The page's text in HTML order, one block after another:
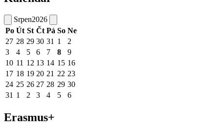
Srpen2026
Po Út St Čt Pá So Ne
27 28 29 30 31 1
2
3
4 5 6 7 8
9
10 11 12 13 14 15 16
17 18 19 20 21 22 23
24 25 26 27 28 29 30
31 1 2 3 4 5 6
Erasmus+